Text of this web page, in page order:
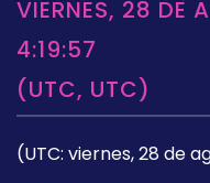
VIERNES, 28 DE
4:19:57
(UTC, UTC)
(UTC: viernes, 28 de